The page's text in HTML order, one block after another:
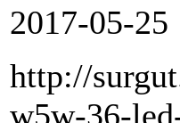
2017-05-25
http://
w5w-36-